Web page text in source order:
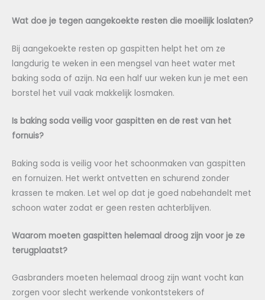
Wat doe je tegen aangekoekte resten die moeilijk loslaten?
Bij aangekoekte resten op gaspitten helpt het om ze
langdurig te weken in een mengsel van heet water met
baking soda of azijn. Na een half uur weken kun je met een
borstel het vuil vaak makkelijk losmaken.
Is baking soda veilig voor gaspitten en de rest van het
fornuis?
Baking soda is veilig voor het schoonmaken van gaspitten
en fornuizen. Het werkt ontvetten en schurend zonder
krassen te maken. Let wel op dat je goed nabehandelt met
schoon water zodat er geen resten achterblijven.
Waarom moeten gaspitten helemaal droog zijn voor je ze
terugplaatst?
Gasbranders moeten helemaal droog zijn want vocht kan
zorgen voor slecht werkende vonkontstekers of